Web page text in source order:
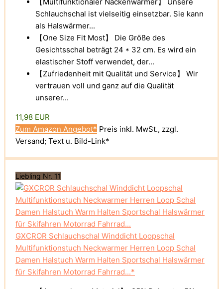
Schlauchschal ist vielseitig einsetzbar. Sie kann
als Halswärmer...
【One Size Fit Most】 Die Größe des
Gesichtsschal beträgt 24 * 32 cm. Es wird ein
elastischer Stoff verwendet, der...
【Zufriedenheit mit Qualität und Service】 Wir
vertrauen voll und ganz auf die Qualität
unserer...
11,98 EUR
Zum Amazon Angebot* Preis inkl. MwSt., zzgl.
Versand; Text u. Bild-Link*
Liebling Nr. 11
GXCROR Schlauchschal Winddicht Loopschal
Multifunktionstuch Neckwarmer Herren Loop Schal
Damen Halstuch Warm Halten Sportschal Halswärmer
für Skifahren Motorrad Fahrrad...*